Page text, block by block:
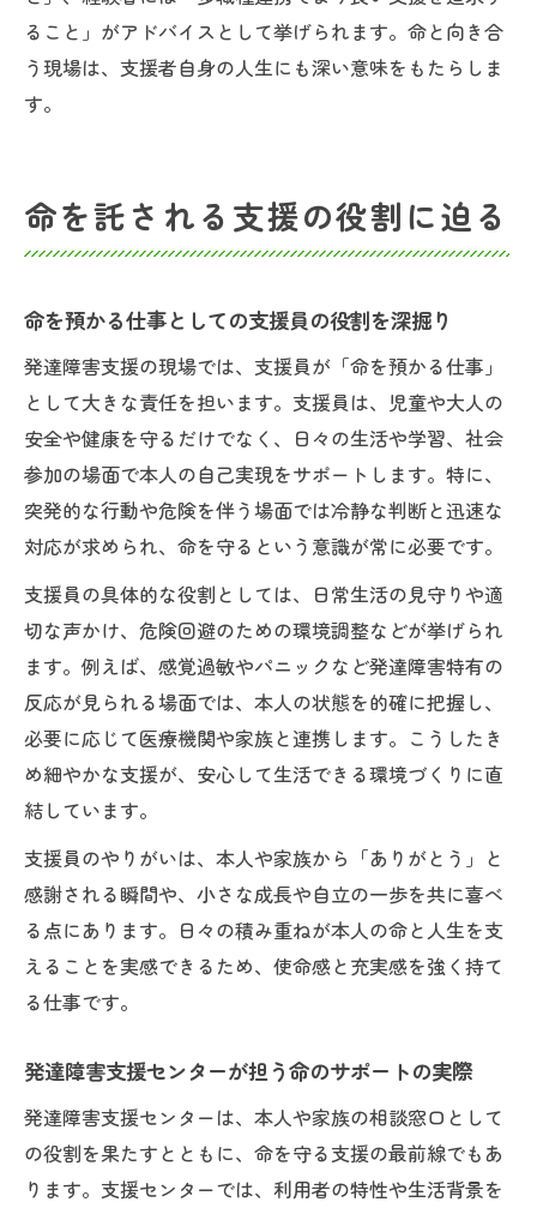
ること」がアドバイスとして挙げられます。命と向き合
う現場は、支援者自身の人生にも深い意味をもたらしま
す。
命を託される支援の役割に迫る
命を預かる仕事としての支援員の役割を深掘り
発達障害支援の現場では、支援員が「命を預かる仕事」
として大きな責任を担います。支援員は、児童や大人の
安全や健康を守るだけでなく、日々の生活や学習、社会
参加の場面で本人の自己実現をサポートします。特に、
突発的な行動や危険を伴う場面では冷静な判断と迅速な
対応が求められ、命を守るという意識が常に必要です。
支援員の具体的な役割としては、日常生活の見守りや適
切な声かけ、危険回避のための環境調整などが挙げられ
ます。例えば、感覚過敏やパニックなど発達障害特有の
反応が見られる場面では、本人の状態を的確に把握し、
必要に応じて医療機関や家族と連携します。こうしたき
め細やかな支援が、安心して生活できる環境づくりに直
結しています。
支援員のやりがいは、本人や家族から「ありがとう」と
感謝される瞬間や、小さな成長や自立の一歩を共に喜べ
る点にあります。日々の積み重ねが本人の命と人生を支
えることを実感できるため、使命感と充実感を強く持て
る仕事です。
発達障害支援センターが担う命のサポートの実際
発達障害支援センターは、本人や家族の相談窓口として
の役割を果たすとともに、命を守る支援の最前線でもあ
ります。支援センターでは、利用者の特性や生活背景を